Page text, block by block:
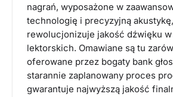
nagrań, wyposażone w
technologię i precyzyjną akustykę,
rewolucjonizuje jakość dźwięku
lektorskich. Omawiane są tu
oferowane przez bogaty bank
starannie zaplanowany proces
gwarantuje najwyższą jakość